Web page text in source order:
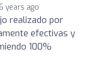
6 years ago
realizado por
efectivas y
100%